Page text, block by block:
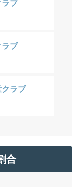
ブ
ブ
ラブ
合